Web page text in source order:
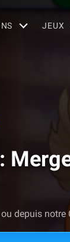
JEUX
depuis notre